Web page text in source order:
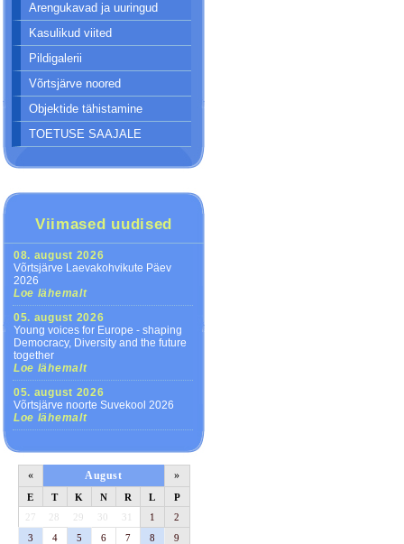
Arengukavad ja uuringud
Kasulikud viited
Pildigalerii
Võrtsjärve noored
Objektide tähistamine
TOETUSE SAAJALE
Viimased uudised
08. august 2026
Võrtsjärve Laevakohvikute Päev
2026
Loe lähemalt
05. august 2026
Young voices for Europe - shaping
Democracy, Diversity and the future
together
Loe lähemalt
05. august 2026
Võrtsjärve noorte Suvekool 2026
Loe lähemalt
« August »
E T K N R L
P
27
28 29 30 31 1
2
3
4 5 6 7 8
9